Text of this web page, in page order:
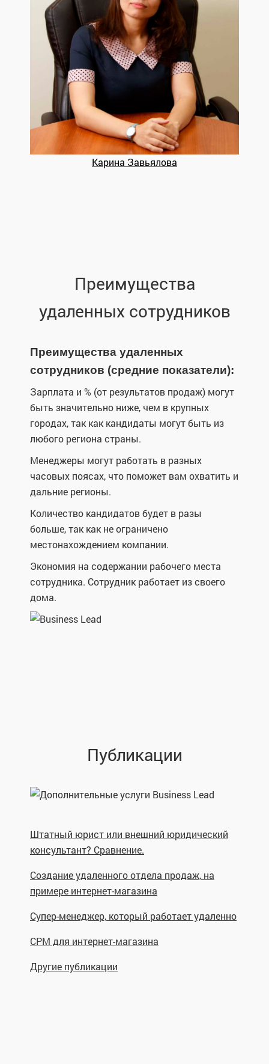
Карина Завьялова
Преимущества
удаленных сотрудников
Преимущества удаленных
сотрудников (средние показатели):
Зарплата и % (от результатов продаж) могут
быть значительно ниже, чем в крупных
городах, так как кандидаты могут быть из
любого региона страны.
Менеджеры могут работать в разных
часовых поясах, что поможет вам охватить и
дальние регионы.
Количество кандидатов будет в разы
больше, так как не ограничено
местонахождением компании.
Экономия на содержании рабочего места
сотрудника. Сотрудник работает из своего
дома.
Публикации
Штатный юрист или внешний юридический
консультант? Сравнение.
Создание удаленного отдела продаж, на
примере интернет-магазина
Супер-менеджер, который работает удаленно
СРМ для интернет-магазина
Другие публикации